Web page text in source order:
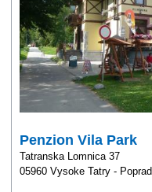
Penzion Vila Park
Tatranska Lomnica 37
05960 Vysoke Tatry - Poprad